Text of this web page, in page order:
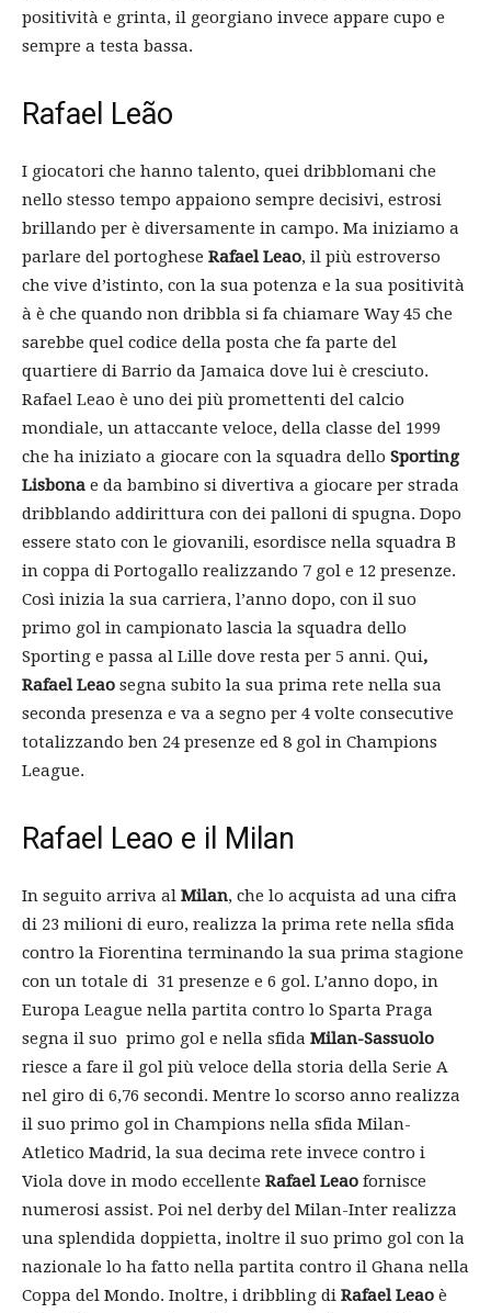
positività e grinta, il georgiano invece appare cupo e
sempre a testa bassa.
Rafael Leão
I giocatori che hanno talento, quei dribblomani che
nello stesso tempo appaiono sempre decisivi, estrosi
brillando per è diversamente in campo. Ma iniziamo a
parlare del portoghese Rafael Leao, il più estroverso
che vive d’istinto, con la sua potenza e la sua positività
à è che quando non dribbla si fa chiamare Way 45 che
sarebbe quel codice della posta che fa parte del
quartiere di Barrio da Jamaica dove lui è cresciuto.
Rafael Leao è uno dei più promettenti del calcio
mondiale, un attaccante veloce, della classe del 1999
che ha iniziato a giocare con la squadra dello Sporting
Lisbona e da bambino si divertiva a giocare per strada
dribblando addirittura con dei palloni di spugna. Dopo
essere stato con le giovanili, esordisce nella squadra B
in coppa di Portogallo realizzando 7 gol e 12 presenze.
Così inizia la sua carriera, l’anno dopo, con il suo
primo gol in campionato lascia la squadra dello
Sporting e passa al Lille dove resta per 5 anni. Qui,
Rafael Leao segna subito la sua prima rete nella sua
seconda presenza e va a segno per 4 volte consecutive
totalizzando ben 24 presenze ed 8 gol in Champions
League.
Rafael Leao e il Milan
In seguito arriva al Milan, che lo acquista ad una cifra
di 23 milioni di euro, realizza la prima rete nella sfida
contro la Fiorentina terminando la sua prima stagione
con un totale di 31 presenze e 6 gol. L’anno dopo, in
Europa League nella partita contro lo Sparta Praga
segna il suo primo gol e nella sfida Milan-Sassuolo
riesce a fare il gol più veloce della storia della Serie A
nel giro di 6,76 secondi. Mentre lo scorso anno realizza
il suo primo gol in Champions nella sfida Milan-
Atletico Madrid, la sua decima rete invece contro i
Viola dove in modo eccellente Rafael Leao fornisce
numerosi assist. Poi nel derby del Milan-Inter realizza
una splendida doppietta, inoltre il suo primo gol con la
nazionale lo ha fatto nella partita contro il Ghana nella
Coppa del Mondo. Inoltre, i dribbling di Rafael Leao è